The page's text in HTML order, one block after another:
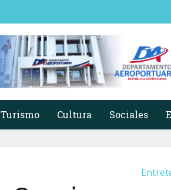
Turismo Cultura Sociales